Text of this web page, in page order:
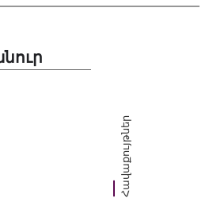
Հավաքույթներ